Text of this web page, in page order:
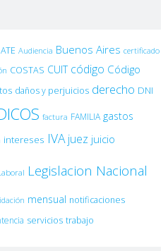
ATE Audiencia Buenos Aires certificado
COSTAS CUIT código Código
daños y perjuicios derecho DNI
factura FAMILIA gastos
intereses IVA juez juicio
Legislacion Nacional
mensual notificaciones
servicios trabajo